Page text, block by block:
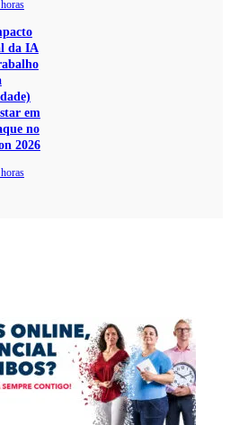
da IA
em
no
2026